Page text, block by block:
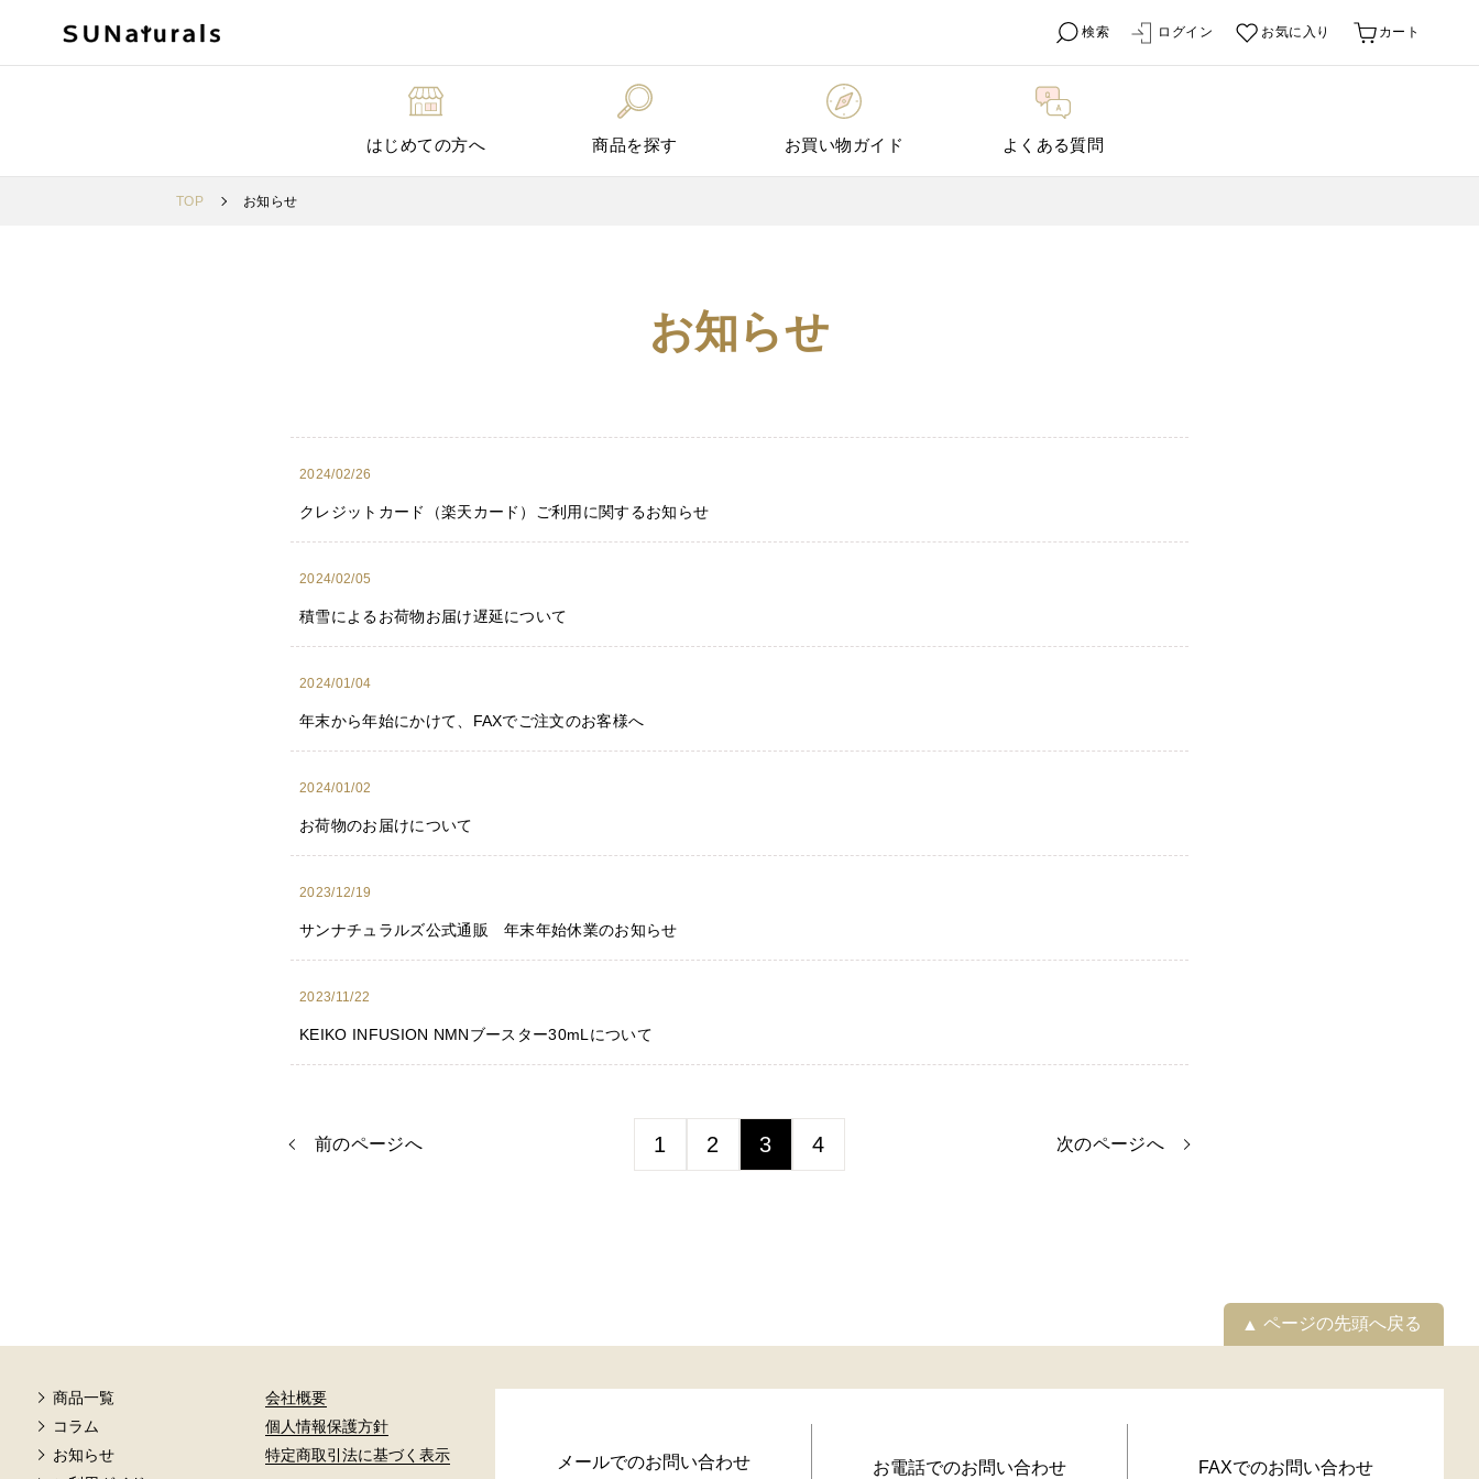
検索 ログイン お気に入り カート
はじめての方へ 商品を探す お買い物ガイド よくある質問
TOP お知らせ
お知らせ
2024/02/26
クレジットカード（楽天カード）ご利用に関するお知らせ
2024/02/05
積雪によるお荷物お届け遅延について
2024/01/04
年末から年始にかけて、FAXでご注文のお客様へ
2024/01/02
お荷物のお届けについて
2023/12/19
サンナチュラルズ公式通販 年末年始休業のお知らせ
2023/11/22
KEIKO INFUSION NMNブースター30mLについて
前のページへ 1 2 3 4 次のページへ
ページの先頭へ戻る
メールでのお問い合わせ お電話でのお問い合わせ FAXでのお問い合わせ
商品一覧
コラム
お知らせ
会社概要
個人情報保護方針
特定商取引法に基づく表示